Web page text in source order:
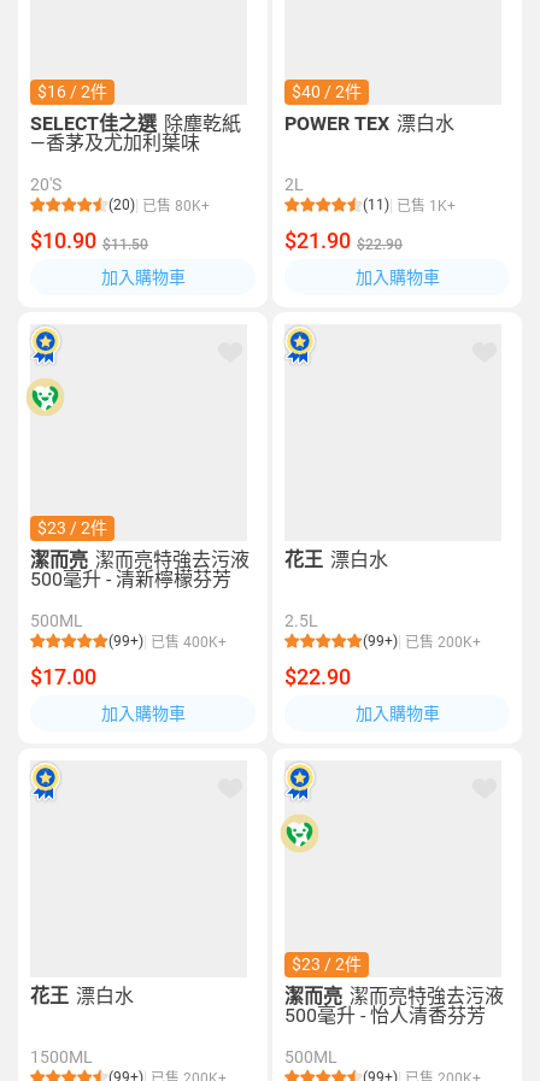
$16 / 2件
SELECT佳之選 除塵乾紙
—香茅及尤加利葉味
20'S
(20) 已售 80K+
$10.90 $11.50
加入購物車
$40 / 2件
POWER TEX 漂白水
2L
(11) 已售 1K+
$21.90 $22.90
加入購物車
$23 / 2件
潔而亮 潔而亮特強去污液
500毫升 - 清新檸檬芬芳
500ML
(99+) 已售 400K+
$17.00
加入購物車
花王 漂白水
2.5L
(99+) 已售 200K+
$22.90
加入購物車
花王 漂白水
1500ML
(99+)
$23 / 2件
潔而亮 潔而亮特強去污液
500毫升 - 怡人清香芬芳
500ML
(99+)